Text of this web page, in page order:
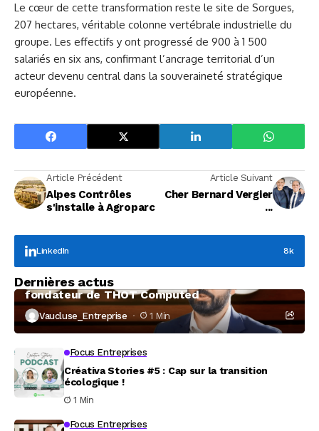
Le cœur de cette transformation reste le site de Sorgues,
207 hectares, véritable colonne vertébrale industrielle du
groupe. Les effectifs y ont progressé de 900 à 1 500
salariés en six ans, confirmant l’ancrage territorial d’un
acteur devenu central dans la souveraineté stratégique
européenne.
Article Précédent
Alpes Contrôles
s'installe à Agroparc
Article Suivant
Cher Bernard Vergier
...
LinkedIn 8k
Dernières actus
À la rencontre de Christophe Coeffier, dirigeant
fondateur de THOT Computed
Vaucluse_Entreprise 1 Min
Focus Entreprises
Créativa Stories #5 : Cap sur la transition
écologique !
1 Min
Focus Entreprises